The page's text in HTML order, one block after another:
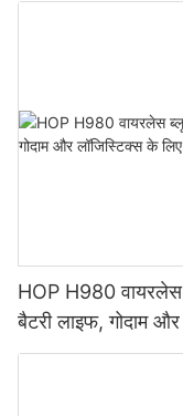
HOP H980
बैटरी लाइफ, गोदाम